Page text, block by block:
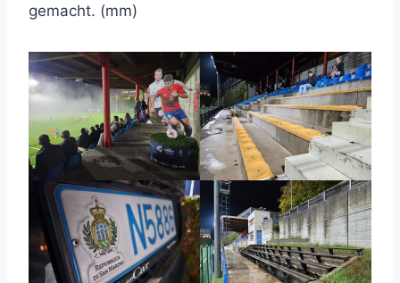
gemacht. (mm)